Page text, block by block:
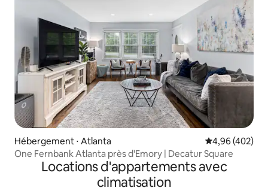
Hébergement ⋅ Atlanta Évaluation
4,96 (402)
One Fernbank Atlanta près d'Emory | Decatur Square
Locations d'appartements avec
climatisation